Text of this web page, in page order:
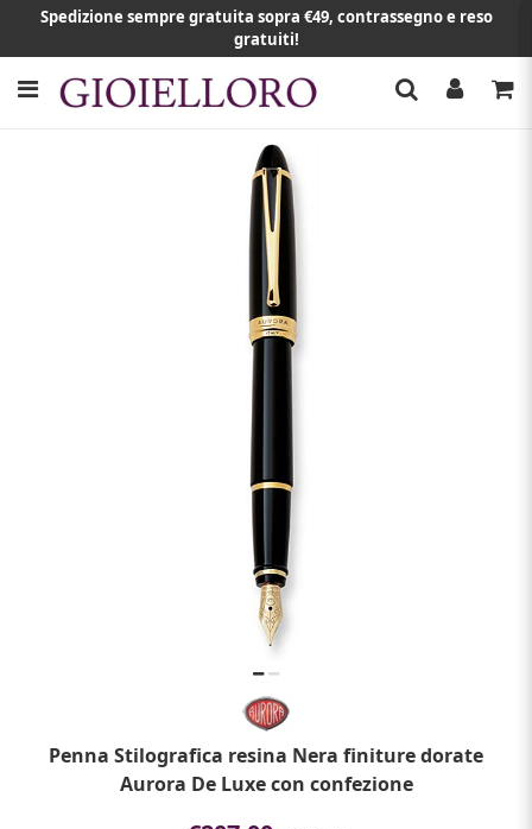
Spedizione sempre gratuita sopra €49, contrassegno e reso
gratuiti!
Penna Stilografica resina Nera finiture dorate
Aurora De Luxe con confezione